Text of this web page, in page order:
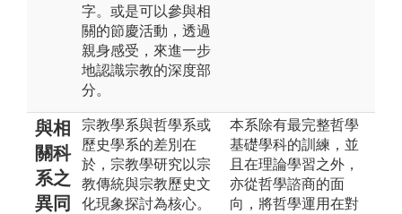
字。或是可以參與相
關的節慶活動，透過
親身感受，來進一步
地認識宗教的深度部
分。
與相
關科
系之
異同
宗教學系與哲學系或
歷史學系的差別在
於，宗教學研究以宗
教傳統與宗教歷史文
化現象探討為核心。
本系除有最完整哲學
基礎學科的訓練，並
且在理論學習之外，
亦從哲學諮商的面
向，將哲學運用在對